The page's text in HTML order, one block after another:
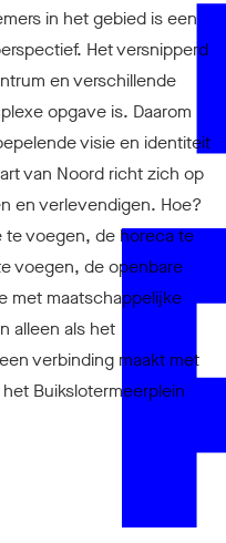
in het gebied is een
Het versnipperd
en verschillende
opgave is. Daarom
visie en identiteit
van Noord richt zich op
en verlevendigen. Hoe?
te voegen, de horeca te
voegen, de openbare
met maatschappelijke
alleen als het
verbinding maakt met
Buikslotermeerplein